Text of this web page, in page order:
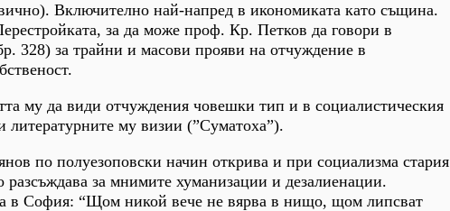
Включително най-напред в икономиката като същина.
за да може проф. Кр. Петков да говори в
328) за трайни и масови прояви на отчуждение в
му да види отчуждения човешки тип и в социалистическия
му визии (”Суматоха”).
по полуезоповски начин открива и при социализма стария
разсъждава за мнимите хуманизации и дезалиенации.
в София: “Щом никой вече не вярва в нищо, щом липсват